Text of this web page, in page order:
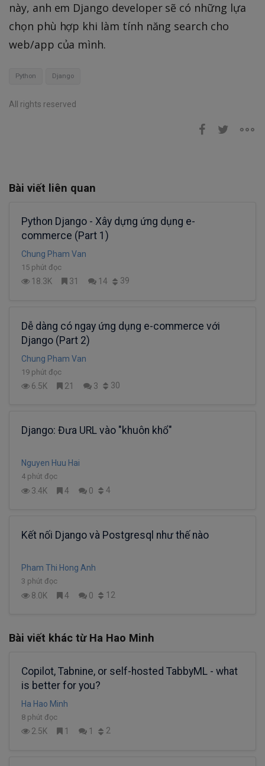
này, anh em Django developer sẽ có những lựa
chọn phù hợp khi làm tính năng search cho
web/app của mình.
Python Django
All rights reserved
Bài viết liên quan
Python Django - Xây dựng ứng dụng e-
commerce (Part 1)
Chung Pham Van
15 phút đọc
18.3K 31 14 39
Dễ dàng có ngay ứng dụng e-commerce với
Django (Part 2)
Chung Pham Van
19 phút đọc
6.5K 21 3 30
Django: Đưa URL vào "khuôn khổ"
Nguyen Huu Hai
4 phút đọc
3.4K 4 0 4
Kết nối Django và Postgresql như thế nào
Pham Thi Hong Anh
3 phút đọc
8.0K 4 0 12
Bài viết khác từ Ha Hao Minh
Copilot, Tabnine, or self-hosted TabbyML - what
is better for you?
Ha Hao Minh
8 phút đọc
2.5K 1 1 2